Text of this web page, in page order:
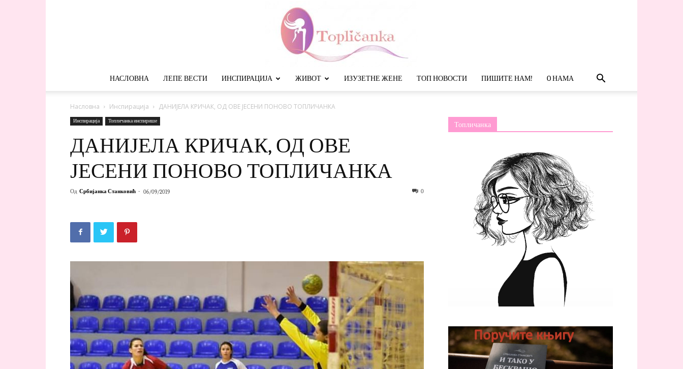
НАСЛОВНА ЛЕПЕ ВЕСТИ ИНСПИРАЦИЈА ЖИВОТ ИЗУЗЕТНЕ ЖЕНЕ ТОП НОВОСТИ ПИШИТЕ НАМ! O НАМА
Насловна Инспирација ДАНИЈЕЛА КРИЧАК, ОД ОВЕ ЈЕСЕНИ ПОНОВО ТОПЛИЧАНКА
Инспирација Топличанка инспирише
ДАНИЈЕЛА КРИЧАК, ОД ОВЕ
ЈЕСЕНИ ПОНОВО ТОПЛИЧАНКА
Од Србијанка Станковић - 06/09/2019 0
Топличанка